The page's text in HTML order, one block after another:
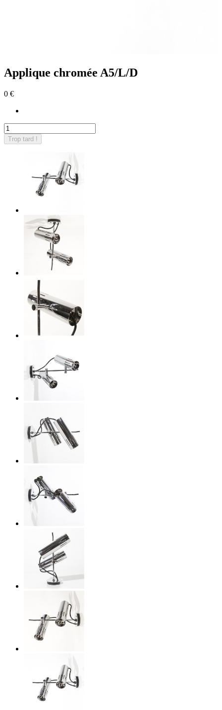
Applique chromée A5/L/D
0 €
Trop tard !